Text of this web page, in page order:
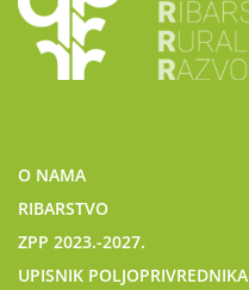
O NAMA
RIBARSTVO
ZPP 2023.-2027.
UPISNIK POLJOPRIVREDNIKA